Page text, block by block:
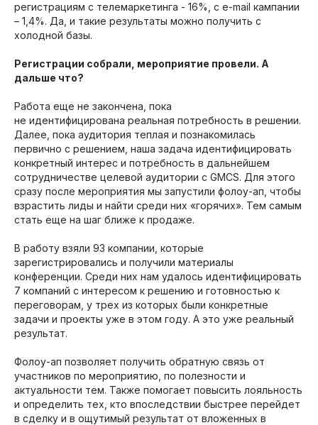
регистрациям с телемаркетинга - 16%, с e-mail кампании
– 1,4%. Да, и такие результаты можно получить с
холодной базы.
Регистрации собрали, мероприятие провели. А
дальше что?
Работа еще не закончена, пока
не идентифицирована реальная потребность в решении.
Далее, пока аудитория теплая и познакомилась
первично с решением, наша задача идентифицировать
конкретный интерес и потребность в дальнейшем
сотрудничестве целевой аудитории с GMCS. Для этого
сразу после мероприятия мы запустили фолоу-ап, чтобы
взрастить лиды и найти среди них «горячих». Тем самым
стать еще на шаг ближе к продаже.
В работу взяли 93 компании, которые
зарегистрировались и получили материалы
конференции. Среди них нам удалось идентифицировать
7 компаний с интересом к решению и готовностью к
переговорам, у трех из которых были конкретные
задачи и проекты уже в этом году. А это уже реальный
результат.
Фолоу-ап позволяет получить обратную связь от
участников по мероприятию, по полезности и
актуальности тем. Также помогает повысить лояльность
и определить тех, кто впоследствии быстрее перейдет
в сделку и в ощутимый результат от вложенных в